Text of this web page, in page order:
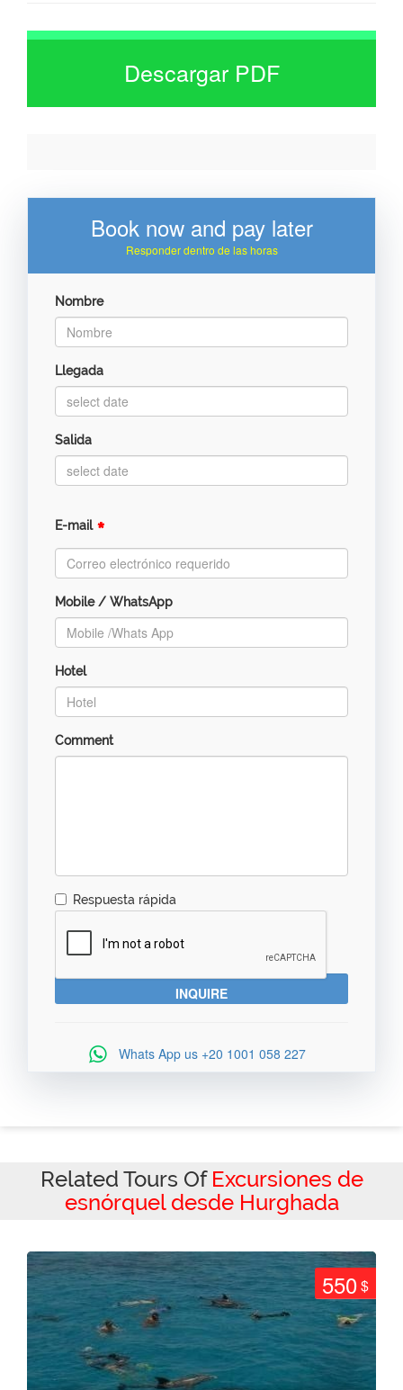
Descargar PDF
Book now and pay later
Responder dentro de las horas
Nombre
Llegada
Salida
E-mail *
Mobile / WhatsApp
Hotel
Comment
Respuesta rápida
Whats App us +20 1001 058 227
Related Tours Of Excursiones de
esnórquel desde Hurghada
550$